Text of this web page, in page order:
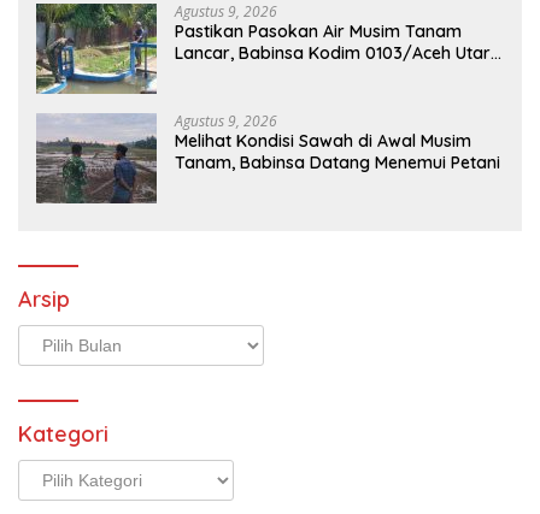
Agustus 9, 2026
Pastikan Pasokan Air Musim Tanam
Lancar, Babinsa Kodim 0103/Aceh Utara
Agustus 9, 2026
Melihat Kondisi Sawah di Awal Musim
Tanam, Babinsa Datang Menemui Petani
Arsip
Arsip
Kategori
Kategori